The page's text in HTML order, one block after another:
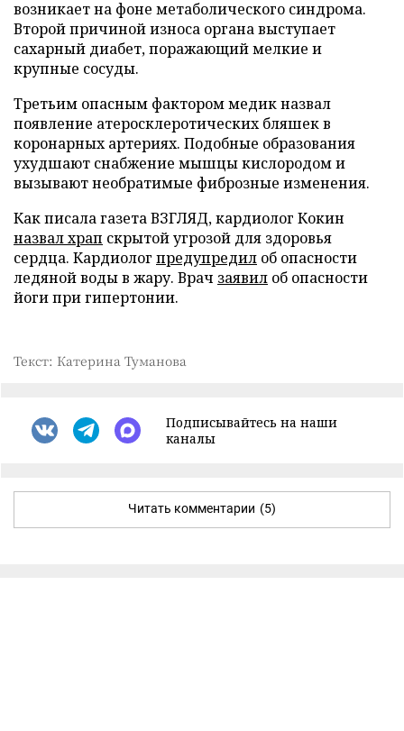
возникает на фоне метаболического синдрома.
Второй причиной износа органа выступает
сахарный диабет, поражающий мелкие и
крупные сосуды.
Третьим опасным фактором медик назвал
появление атеросклеротических бляшек в
коронарных артериях. Подобные образования
ухудшают снабжение мышцы кислородом и
вызывают необратимые фиброзные изменения.
Как писала газета ВЗГЛЯД, кардиолог Кокин
назвал храп скрытой угрозой для здоровья
сердца. Кардиолог предупредил об опасности
ледяной воды в жару. Врач заявил об опасности
йоги при гипертонии.
Текст: Катерина Туманова
Подписывайтесь на наши
каналы
Читать комментарии (5)